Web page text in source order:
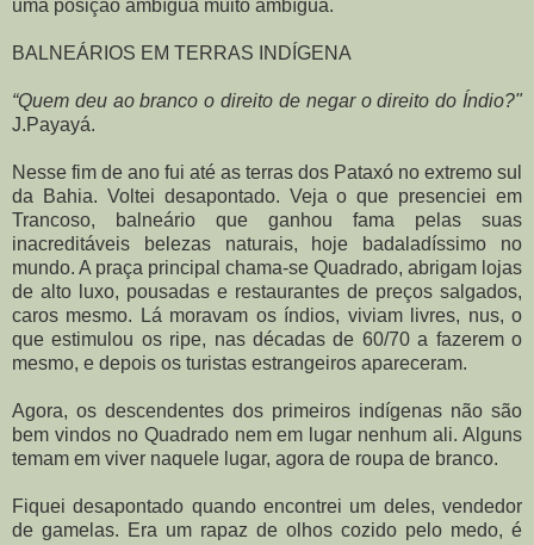
uma posição ambígua muito ambígua.
BALNEÁRIOS EM TERRAS INDÍGENA
“Quem deu ao branco o direito de negar o direito do Índio?"
J.Payayá.
Nesse fim de ano fui até as terras dos Pataxó no extremo sul
da Bahia. Voltei desapontado. Veja o que presenciei em
Trancoso, balneário que ganhou fama pelas suas
inacreditáveis belezas naturais, hoje badaladíssimo no
mundo. A praça principal chama-se Quadrado, abrigam lojas
de alto luxo, pousadas e restaurantes de preços salgados,
caros mesmo. Lá moravam os índios, viviam livres, nus, o
que estimulou os ripe, nas décadas de 60/70 a fazerem o
mesmo, e depois os turistas estrangeiros apareceram.
Agora, os descendentes dos primeiros indígenas não são
bem vindos no Quadrado nem em lugar nenhum ali. Alguns
temam em viver naquele lugar, agora de roupa de branco.
Fiquei desapontado quando encontrei um deles, vendedor
de gamelas. Era um rapaz de olhos cozido pelo medo, é